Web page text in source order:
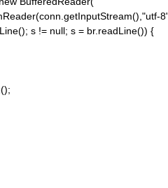
s != null; s = br.readLine()) {